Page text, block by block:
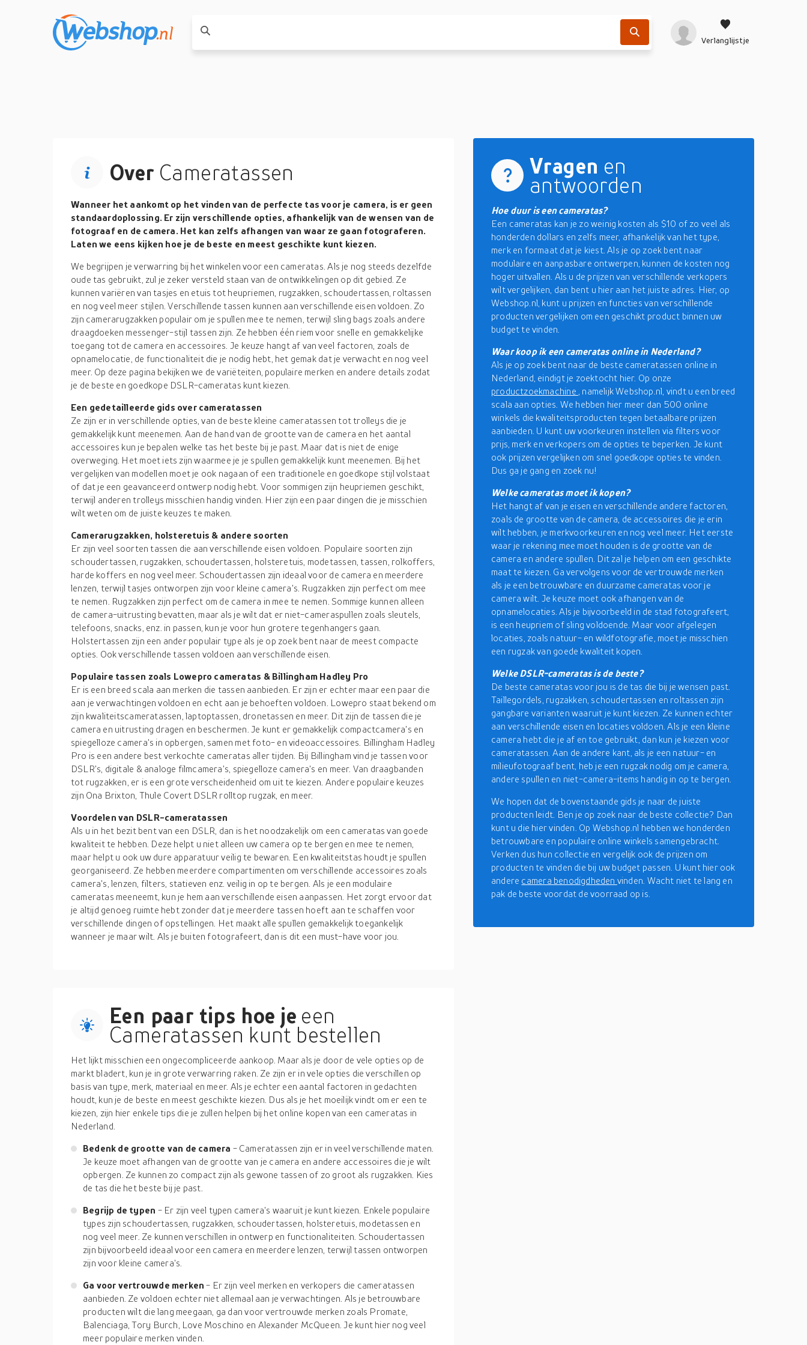
Verlanglijstje
Over Cameratassen
Wanneer het aankomt op het vinden van de perfecte tas voor je camera, is er geen
standaardoplossing. Er zijn verschillende opties, afhankelijk van de wensen van de
fotograaf en de camera. Het kan zelfs afhangen van waar ze gaan fotograferen.
Laten we eens kijken hoe je de beste en meest geschikte kunt kiezen.
We begrijpen je verwarring bij het winkelen voor een cameratas. Als je nog steeds dezelfde
oude tas gebruikt, zul je zeker versteld staan van de ontwikkelingen op dit gebied. Ze
kunnen variëren van tasjes en etuis tot heupriemen, rugzakken, schoudertassen, roltassen
en nog veel meer stijlen. Verschillende tassen kunnen aan verschillende eisen voldoen. Zo
zijn camerarugzakken populair om je spullen mee te nemen, terwijl sling bags zoals andere
draagdoeken messenger-stijl tassen zijn. Ze hebben één riem voor snelle en gemakkelijke
toegang tot de camera en accessoires. Je keuze hangt af van veel factoren, zoals de
opnamelocatie, de functionaliteit die je nodig hebt, het gemak dat je verwacht en nog veel
meer. Op deze pagina bekijken we de variëteiten, populaire merken en andere details zodat
je de beste en goedkope DSLR-cameratas kunt kiezen.
Een gedetailleerde gids over cameratassen
Ze zijn er in verschillende opties, van de beste kleine cameratassen tot trolleys die je
gemakkelijk kunt meenemen. Aan de hand van de grootte van de camera en het aantal
accessoires kun je bepalen welke tas het beste bij je past. Maar dat is niet de enige
overweging. Het moet iets zijn waarmee je je spullen gemakkelijk kunt meenemen. Bij het
vergelijken van modellen moet je ook nagaan of een traditionele en goedkope stijl volstaat
of dat je een geavanceerd ontwerp nodig hebt. Voor sommigen zijn heupriemen geschikt,
terwijl anderen trolleys misschien handig vinden. Hier zijn een paar dingen die je misschien
wilt weten om de juiste keuzes te maken.
Camerarugzakken, holsteretuis & andere soorten
Er zijn veel soorten tassen die aan verschillende eisen voldoen. Populaire soorten zijn
schoudertassen, rugzakken, schoudertassen, holsteretuis, modetassen, tassen, rolkoffers,
harde koffers en nog veel meer. Schoudertassen zijn ideaal voor de camera en meerdere
lenzen, terwijl tasjes ontworpen zijn voor kleine camera's. Rugzakken zijn perfect om mee
te nemen. Rugzakken zijn perfect om de camera in mee te nemen. Sommige kunnen alleen
de camera-uitrusting bevatten, maar als je wilt dat er niet-cameraspullen zoals sleutels,
telefoons, snacks, enz. in passen, kun je voor hun grotere tegenhangers gaan.
Holstertassen zijn een ander populair type als je op zoek bent naar de meest compacte
opties. Ook verschillende tassen voldoen aan verschillende eisen.
Populaire tassen zoals Lowepro cameratas & Billingham Hadley Pro
Er is een breed scala aan merken die tassen aanbieden. Er zijn er echter maar een paar die
aan je verwachtingen voldoen en echt aan je behoeften voldoen. Lowepro staat bekend om
zijn kwaliteitscameratassen, laptoptassen, dronetassen en meer. Dit zijn de tassen die je
camera en uitrusting dragen en beschermen. Je kunt er gemakkelijk compactcamera's en
spiegelloze camera's in opbergen, samen met foto- en videoaccessoires. Billingham Hadley
Pro is een andere best verkochte cameratas aller tijden. Bij Billingham vind je tassen voor
DSLR's, digitale & analoge filmcamera's, spiegelloze camera's en meer. Van draagbanden
tot rugzakken, er is een grote verscheidenheid om uit te kiezen. Andere populaire keuzes
zijn Ona Brixton, Thule Covert DSLR rolltop rugzak, en meer.
Voordelen van DSLR-cameratassen
Als u in het bezit bent van een DSLR, dan is het noodzakelijk om een cameratas van goede
kwaliteit te hebben. Deze helpt u niet alleen uw camera op te bergen en mee te nemen,
maar helpt u ook uw dure apparatuur veilig te bewaren. Een kwaliteitstas houdt je spullen
georganiseerd. Ze hebben meerdere compartimenten om verschillende accessoires zoals
camera's, lenzen, filters, statieven enz. veilig in op te bergen. Als je een modulaire
cameratas meeneemt, kun je hem aan verschillende eisen aanpassen. Het zorgt ervoor dat
je altijd genoeg ruimte hebt zonder dat je meerdere tassen hoeft aan te schaffen voor
verschillende dingen of opstellingen. Het maakt alle spullen gemakkelijk toegankelijk
wanneer je maar wilt. Als je buiten fotografeert, dan is dit een must-have voor jou.
Een paar tips hoe je een
Cameratassen kunt bestellen
Het lijkt misschien een ongecompliceerde aankoop. Maar als je door de vele opties op de
markt bladert, kun je in grote verwarring raken. Ze zijn er in vele opties die verschillen op
basis van type, merk, materiaal en meer. Als je echter een aantal factoren in gedachten
houdt, kun je de beste en meest geschikte kiezen. Dus als je het moeilijk vindt om er een te
kiezen, zijn hier enkele tips die je zullen helpen bij het online kopen van een cameratas in
Nederland.
Bedenk de grootte van de camera - Cameratassen zijn er in veel verschillende maten.
Je keuze moet afhangen van de grootte van je camera en andere accessoires die je wilt
opbergen. Ze kunnen zo compact zijn als gewone tassen of zo groot als rugzakken. Kies
de tas die het beste bij je past.
Begrijp de typen - Er zijn veel typen camera's waaruit je kunt kiezen. Enkele populaire
types zijn schoudertassen, rugzakken, schoudertassen, holsteretuis, modetassen en
nog veel meer. Ze kunnen verschillen in ontwerp en functionaliteiten. Schoudertassen
zijn bijvoorbeeld ideaal voor een camera en meerdere lenzen, terwijl tassen ontworpen
zijn voor kleine camera's.
Ga voor vertrouwde merken- Er zijn veel merken en verkopers die cameratassen
aanbieden. Ze voldoen echter niet allemaal aan je verwachtingen. Als je betrouwbare
producten wilt die lang meegaan, ga dan voor vertrouwde merken zoals Promate,
Balenciaga, Tory Burch, Love Moschino en Alexander McQueen. Je kunt hier nog veel
meer populaire merken vinden.
Vragen en
antwoorden
Hoe duur is een cameratas?
Een cameratas kan je zo weinig kosten als $10 of zo veel als
honderden dollars en zelfs meer, afhankelijk van het type,
merk en formaat dat je kiest. Als je op zoek bent naar
modulaire en aanpasbare ontwerpen, kunnen de kosten nog
hoger uitvallen. Als u de prijzen van verschillende verkopers
wilt vergelijken, dan bent u hier aan het juiste adres. Hier, op
Webshop.nl, kunt u prijzen en functies van verschillende
producten vergelijken om een geschikt product binnen uw
budget te vinden.
Waar koop ik een cameratas online in Nederland?
Als je op zoek bent naar de beste cameratassen online in
Nederland, eindigt je zoektocht hier. Op onze
productzoekmachine
, namelijk Webshop.nl, vindt u een breed
scala aan opties. We hebben hier meer dan 500 online
winkels die kwaliteitsproducten tegen betaalbare prijzen
aanbieden. U kunt uw voorkeuren instellen via filters voor
prijs, merk en verkopers om de opties te beperken. Je kunt
ook prijzen vergelijken om snel goedkope opties te vinden.
Dus ga je gang en zoek nu!
Welke cameratas moet ik kopen?
Het hangt af van je eisen en verschillende andere factoren,
zoals de grootte van de camera, de accessoires die je erin
wilt hebben, je merkvoorkeuren en nog veel meer. Het eerste
waar je rekening mee moet houden is de grootte van de
camera en andere spullen. Dit zal je helpen om een geschikte
maat te kiezen. Ga vervolgens voor de vertrouwde merken
als je een betrouwbare en duurzame cameratas voor je
camera wilt. Je keuze moet ook afhangen van de
opnamelocaties. Als je bijvoorbeeld in de stad fotografeert,
is een heupriem of sling voldoende. Maar voor afgelegen
locaties, zoals natuur- en wildfotografie, moet je misschien
een rugzak van goede kwaliteit kopen.
Welke DSLR-cameratas is de beste?
De beste cameratas voor jou is de tas die bij je wensen past.
Taillegordels, rugzakken, schoudertassen en roltassen zijn
gangbare varianten waaruit je kunt kiezen. Ze kunnen echter
aan verschillende eisen en locaties voldoen. Als je een kleine
camera hebt die je af en toe gebruikt, dan kun je kiezen voor
cameratassen. Aan de andere kant, als je een natuur- en
milieufotograaf bent, heb je een rugzak nodig om je camera,
andere spullen en niet-camera-items handig in op te bergen.
We hopen dat de bovenstaande gids je naar de juiste
producten leidt. Ben je op zoek naar de beste collectie? Dan
kunt u die hier vinden. Op Webshop.nl hebben we honderden
betrouwbare en populaire online winkels samengebracht.
Verken dus hun collectie en vergelijk ook de prijzen om
producten te vinden die bij uw budget passen. U kunt hier ook
andere camera benodigdheden vinden. Wacht niet te lang en
pak de beste voordat de voorraad op is.